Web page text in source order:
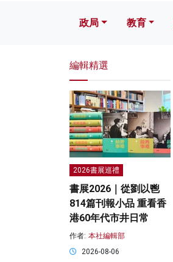
政局 教育
編輯精選
2026書展巡禮
書展2026｜從劉以鬯
814篇刊報小品 重看香
港60年代市井日常
作者: 本社編輯部
2026-08-06